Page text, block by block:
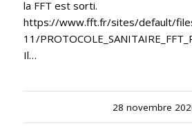
la FFT est sorti.
https://www.fft.fr/sites/default/
11/
Il…
28 novembre